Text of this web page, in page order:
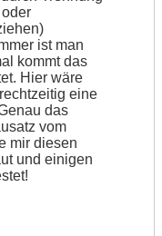
ist man
kommt das
Hier wäre
eine
das
vom
mir diesen
und einigen